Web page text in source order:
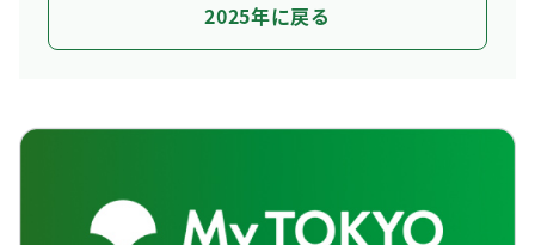
2025年に戻る